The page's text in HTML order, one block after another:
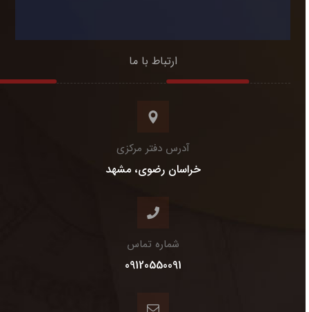
ارتباط با ما
آدرس دفتر مرکزی
خراسان رضوی، مشهد
شماره تماس
09120550091